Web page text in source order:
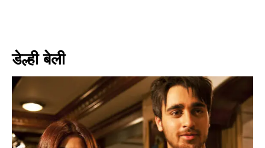
डेल्ही बेली